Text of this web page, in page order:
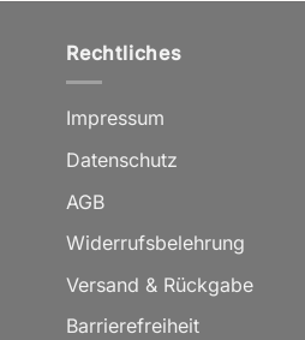
Rechtliches
Impressum
Datenschutz
AGB
Widerrufsbelehrung
Versand & Rückgabe
Barrierefreiheit